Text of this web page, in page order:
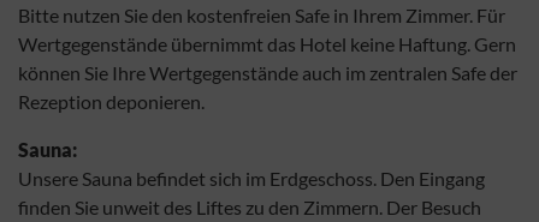
Bitte nutzen Sie den kostenfreien Safe in Ihrem Zimmer. Für
Wertgegenstände übernimmt das Hotel keine Haftung. Gern
können Sie Ihre Wertgegenstände auch im zentralen Safe der
Rezeption deponieren.
Sauna:
Unsere Sauna befindet sich im Erdgeschoss. Den Eingang
finden Sie unweit des Liftes zu den Zimmern. Der Besuch